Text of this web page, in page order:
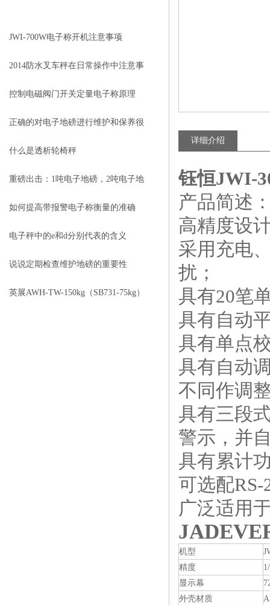
JWI-700W电子称开机注意事项
2014防水叉车秤在日常操作中注意事
项
控制电磁阀门开关定量电子称原理
正确的对电子地磅进行维护和保养很
有必要
什么是透析轮椅秤
重磅出击：1吨电子地磅，2吨电子地
磅秤，3吨地磅低价狂甩
如何提高带报警电子称衡量的准确
度？
电子秤中的e和d分别代表的含义
说说定期检查维护地磅的重要性
英展AWH-TW-150kg（SB731-75kg）
详细介绍
钰恒JWI-
产品简述
高精度设
采用充电
扰；
具有20笔
具有自动
具有单点
具有自动
不同作调
具有三段
警示，并
具有累计
可选配
广泛适用
机型
精度
显示幕
外壳材质